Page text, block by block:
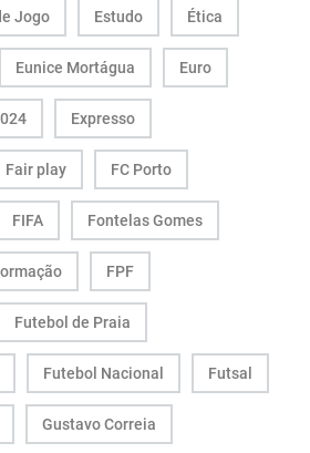
Jogo Estudo Ética
Eunice Mortágua Euro
Expresso
Fair play FC Porto
FIFA Fontelas Gomes
FPF
Futebol de Praia
Futebol Nacional Futsal
Gustavo Correia